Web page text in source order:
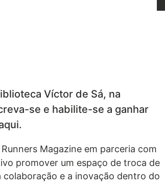
Víctor de Sá, na
se e habilite-se a ganhar
Magazine em parceria com
promover um espaço de troca de
e a inovação dentro do